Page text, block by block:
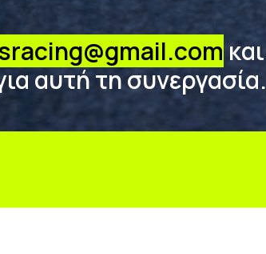
και
αυτή τη συνεργασία.